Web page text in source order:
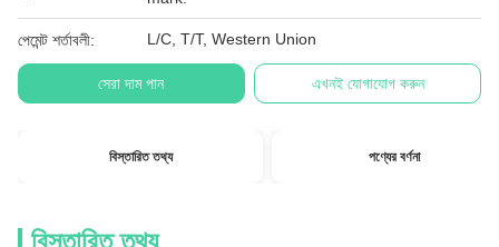
পেমেন্ট শর্তাবলী: L/C, T/T, Western Union
সেরা দাম পান এখনই যোগাযোগ করুন
বিস্তারিত তথ্য পণ্যের বর্ণনা
বিস্তারিত তথ্য